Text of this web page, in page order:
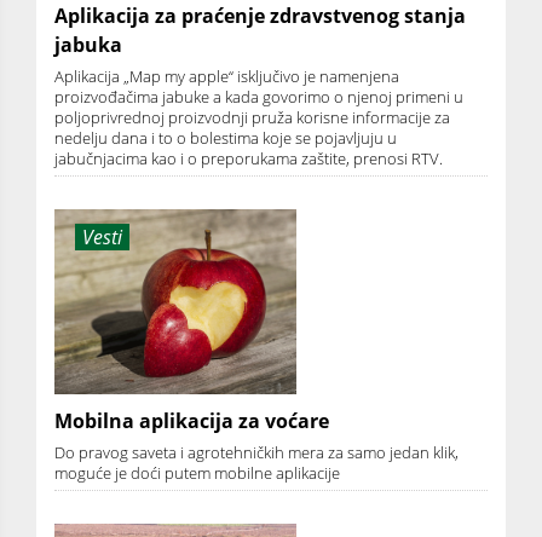
Aplikacija za praćenje zdravstvenog stanja
jabuka
Aplikacija „Map my apple“ isključivo je namenjena
proizvođačima jabuke a kada govorimo o njenoj primeni u
poljoprivrednoj proizvodnji pruža korisne informacije za
nedelju dana i to o bolestima koje se pojavljuju u
jabučnjacima kao i o preporukama zaštite, prenosi RTV.
Vesti
Mobilna aplikacija za voćare
Do pravog saveta i agrotehničkih mera za samo jedan klik,
moguće je doći putem mobilne aplikacije